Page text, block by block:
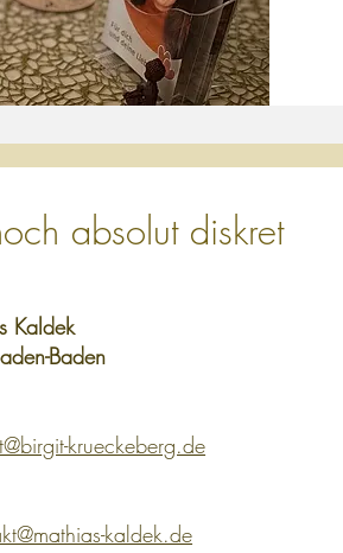
absolut diskret
Kaldek
Baden
krueckeberg.de
kaldek.de